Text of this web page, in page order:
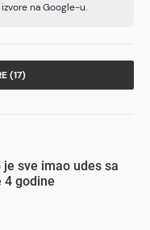
na Google-u.
(17)
sve imao udes sa
4 godine